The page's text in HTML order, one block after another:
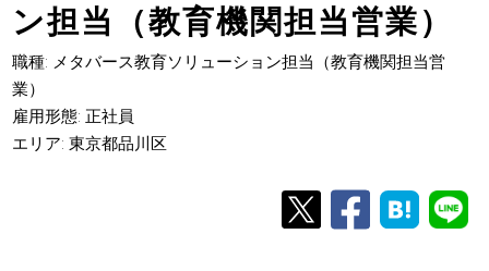
ン担当（教育機関担当営業）
職種: メタバース教育ソリューション担当（教育機関担当営
業）
雇用形態: 正社員
エリア: 東京都品川区